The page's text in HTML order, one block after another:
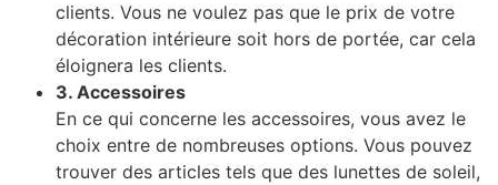
clients. Vous ne voulez pas que le prix de votre
décoration intérieure soit hors de portée, car cela
éloignera les clients.
3. Accessoires
En ce qui concerne les accessoires, vous avez le
choix entre de nombreuses options. Vous pouvez
trouver des articles tels que des lunettes de soleil,